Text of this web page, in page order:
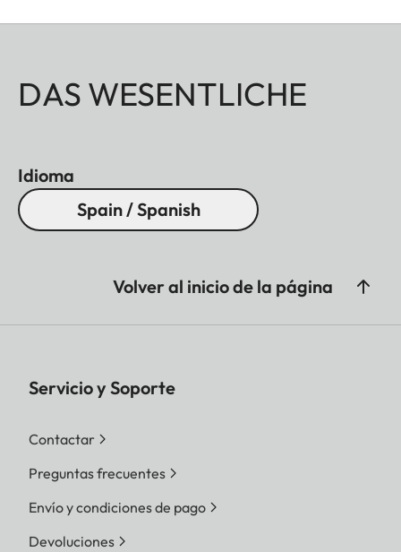
DAS WESENTLICHE
Idioma
Spain / Spanish
Volver al inicio de la página
Servicio y Soporte
Contactar
Preguntas frecuentes
Envío y condiciones de pago
Devoluciones